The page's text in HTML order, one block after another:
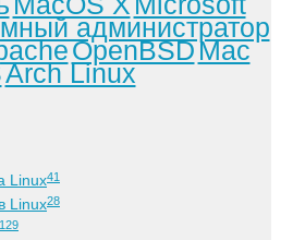
администратор
OpenBSDMac
Arch Linux
Linux41
Linux28
129